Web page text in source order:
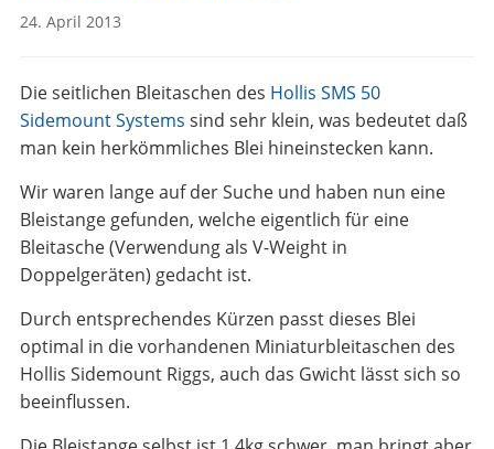
24. April 2013
Die seitlichen Bleitaschen des Hollis SMS 50
Sidemount Systems sind sehr klein, was bedeutet daß
man kein herkömmliches Blei hineinstecken kann.
Wir waren lange auf der Suche und haben nun eine
Bleistange gefunden, welche eigentlich für eine
Bleitasche (Verwendung als V-Weight in
Doppelgeräten) gedacht ist.
Durch entsprechendes Kürzen passt dieses Blei
optimal in die vorhandenen Miniaturbleitaschen des
Hollis Sidemount Riggs, auch das Gwicht lässt sich so
beeinflussen.